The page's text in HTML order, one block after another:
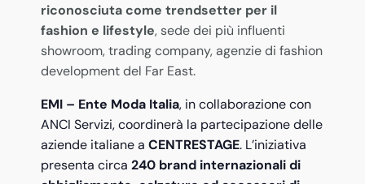
riconosciuta come trendsetter per il
fashion e lifestyle, sede dei più influenti
showroom, trading company, agenzie di fashion
development del Far East.
EMI – Ente Moda Italia, in collaborazione con
ANCI Servizi, coordinerà la partecipazione delle
aziende italiane a CENTRESTAGE. L’iniziativa
presenta circa 240 brand internazionali di